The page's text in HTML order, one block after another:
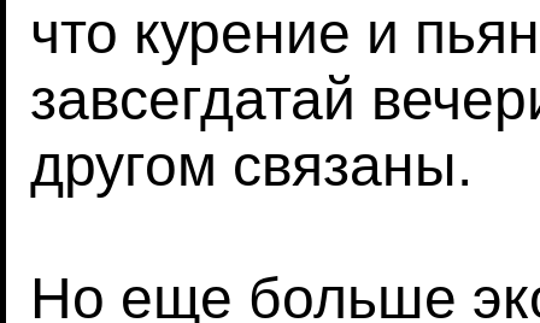
что курение и
завсегдатай
другом связаны.
Но еще больше